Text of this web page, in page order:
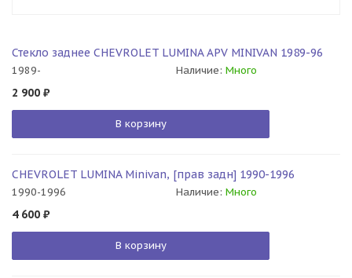
Стекло заднее CHEVROLET LUMINA APV MINIVAN 1989-96
1989- Наличие: Много
2 900 ₽
В корзину
CHEVROLET LUMINA Minivan, [прав задн] 1990-1996
1990-1996 Наличие: Много
4 600 ₽
В корзину